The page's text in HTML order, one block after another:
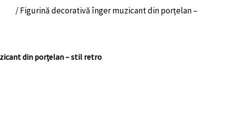
/ Figurină decorativă înger muzicant din porțelan –
din porțelan – stil retro